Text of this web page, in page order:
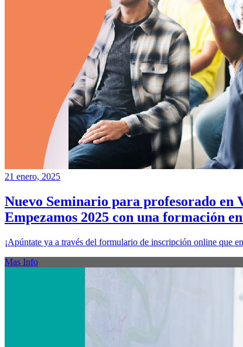
21 enero, 2025
Nuevo Seminario para profesorado en
Empezamos 2025 con una formación
¡Apúntate ya a través del formulario de inscripción online que
Mas Info